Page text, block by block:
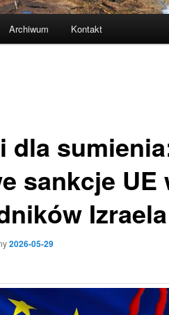
Archiwum Kontakt
dla
sankcje UE
2026-05-29